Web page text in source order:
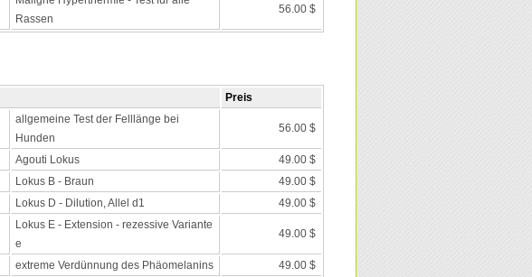
Rassen
56.00 $
Preis
allgemeine Test der Felllänge bei
Hunden
56.00 $
Agouti Lokus
49.00 $
Lokus B - Braun
49.00 $
Lokus D - Dilution, Allel d1 49.00 $
Lokus E - Extension - rezessive Variante
e
49.00 $
extreme Verdünnung des Phäomelanins
49.00 $